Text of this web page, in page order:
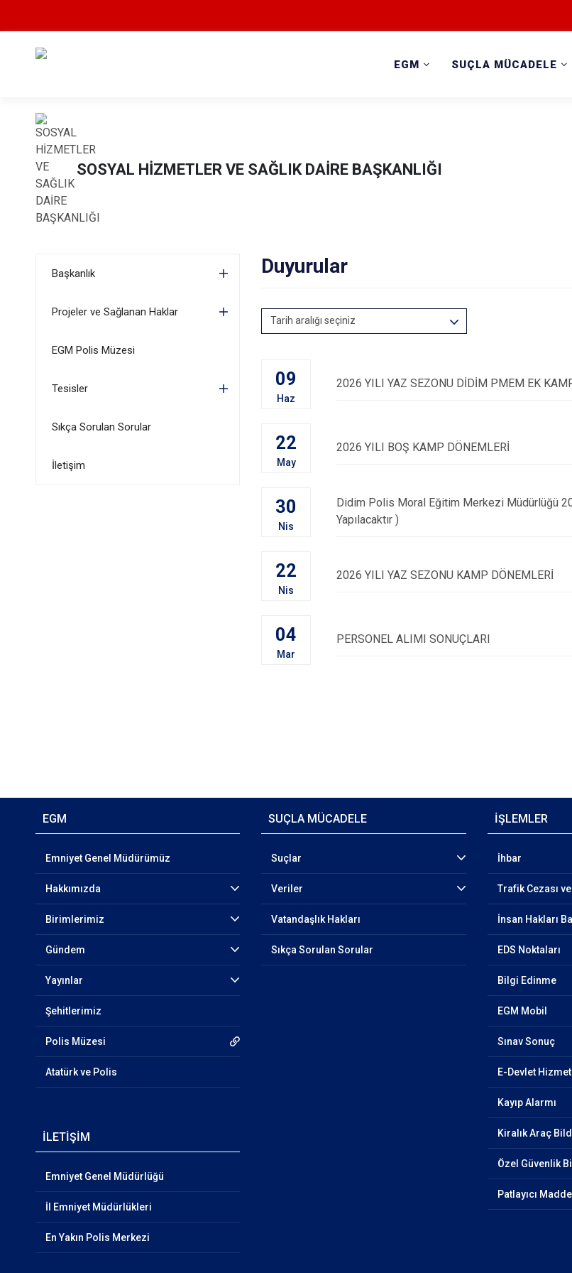
EGM SUÇLA MÜCADELE
SOSYAL HİZMETLER VE SAĞLIK DAİRE BAŞKANLIĞI
Başkanlık
Projeler ve Sağlanan Haklar
EGM Polis Müzesi
Tesisler
Sıkça Sorulan Sorular
İletişim
Duyurular
Tarih aralığı seçiniz
09
Haz
2026 YILI YAZ SEZONU DİDİM PMEM EK
22
May
2026 YILI BOŞ KAMP DÖNEMLERİ
30
Nis
Didim Polis Moral Eğitim Merkezi Müdürlüğü
Yapılacaktır )
22
Nis
2026 YILI YAZ SEZONU KAMP DÖNEMLERİ
04
Mar
PERSONEL ALIMI SONUÇLARI
EGM
Emniyet Genel Müdürümüz
Hakkımızda
Birimlerimiz
Gündem
Yayınlar
Şehitlerimiz
Polis Müzesi
Atatürk ve Polis
SUÇLA MÜCADELE
Suçlar
Veriler
Vatandaşlık Hakları
Sıkça Sorulan Sorular
İŞLEMLER
İhbar
Trafik Cezası
İnsan Hakları
EDS Noktaları
Bilgi Edinme
EGM Mobil
Sınav Sonuç
E-Devlet
Kayıp Alarmı
Kiralık Araç
Özel Güvenlik
Patlayıcı
İLETİŞİM
Emniyet Genel Müdürlüğü
İl Emniyet Müdürlükleri
En Yakın Polis Merkezi